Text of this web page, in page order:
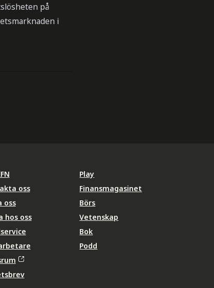
på
i
oss
oss
hos oss
Play
Finansmagasinet
Börs
Vetenskap
Bok
Podd